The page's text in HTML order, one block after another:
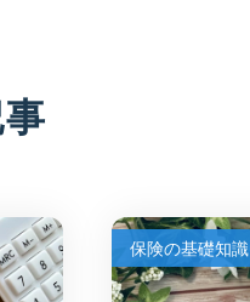
保険の基礎知識